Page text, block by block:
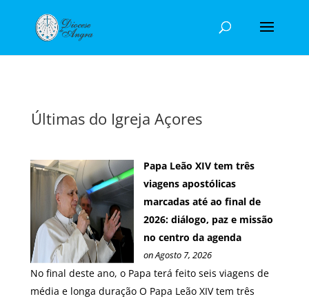
Últimas do Igreja Açores
Papa Leão XIV tem três
viagens apostólicas
marcadas até ao final de
2026: diálogo, paz e missão
no centro da agenda
on Agosto 7, 2026
No final deste ano, o Papa terá feito seis viagens de
média e longa duração O Papa Leão XIV tem três